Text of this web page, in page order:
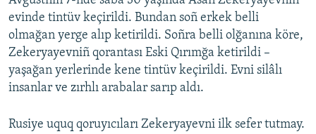
evinde tintüv keçirildi. Bundan soñ erkek belli
olmağan yerge alıp ketirildi. Soñra belli olğanına köre,
Zekeryayevniñ qorantası Eski Qırımğa ketirildi –
yaşağan yerlerinde kene tintüv keçirildi. Evni silâlı
insanlar ve zırhlı arabalar sarıp aldı.
Rusiye uquq qoruyıcıları Zekeryayevni ilk sefer tutmay.